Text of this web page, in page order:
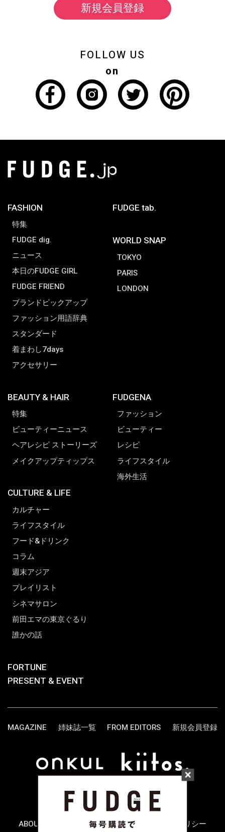
新規会員登録
FOLLOW US
on
FASHION
特集
FUDGE dig.
ニュース
本日のFUDGE GIRL
FUDGE FRIEND
ブランドピックアップ
ファッション用語辞典
スタンダード
着まわし7days
アクセサリー
FUDGE tab.
WORLD SNAP
TOKYO
PARIS
LONDON
BEAUTY & HAIR
特集
ビューティーニュース
ヘアレシピ ストーリーズ
メイクアップティップス
CULTURE & LIFE
カルチャー
ライフスタイル
フード&ドリンク
コラム
週末アジア
プレイリスト
シネマサロン
前田エマの東京ぐるり
誰かの話
FUDGENA
ファッション
ビューティー
レシピ
ライフスタイル
海外生活
FORTUNE
PRESENT & EVENT
MAGAZINE 姉妹誌一覧 FROM EDITORS 新規会員登録
ABOUT US お問い合わせ プライバシーポリシー